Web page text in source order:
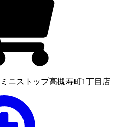
ミニストップ高槻寿町1丁目店